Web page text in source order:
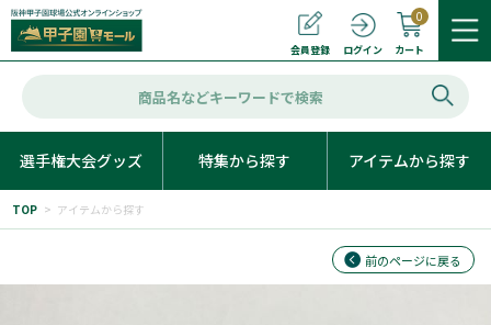
会員登録 ログイン カート
0
選手権大会グッズ 特集から探す アイテムから探す
TOP > アイテムから探す
前のページに戻る